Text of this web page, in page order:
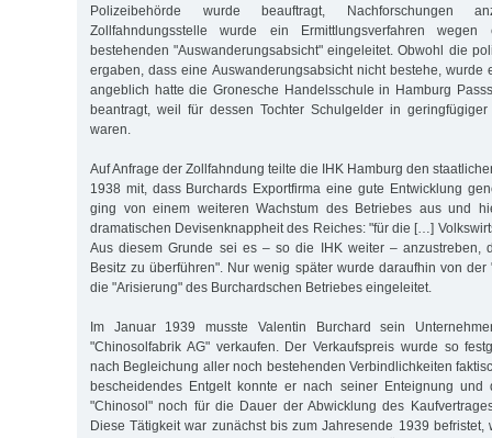
Polizeibehörde wurde beauftragt, Nachforschungen
Zollfahndungsstelle wurde ein Ermittlungsverfahren wegen
bestehenden "Auswanderungsabsicht" eingeleitet. Obwohl die
ergaben, dass eine Auswanderungsabsicht nicht bestehe, wurde
angeblich hatte die Gronesche Handelsschule in Hamburg
beantragt, weil für dessen Tochter Schulgelder in
waren.
Auf Anfrage der Zollfahndung teilte die IHK Hamburg den
1938 mit, dass Burchards Exportfirma eine gute Entwicklung
ging von einem weiteren Wachstum des Betriebes aus und
dramatischen Devisenknappheit des Reiches: "für die […]
Aus diesem Grunde sei es – so die IHK weiter – anzustreben,
Besitz zu überführen". Nur wenig später wurde daraufhin von der
die "Arisierung" des Burchardschen Betriebes eingeleitet.
Im Januar 1939 musste Valentin Burchard sein
"Chinosolfabrik AG" verkaufen. Der Verkaufspreis wurde so
nach Begleichung aller noch bestehenden Verbindlichkeiten
bescheidendes Entgelt konnte er nach seiner Enteignung und
"Chinosol" noch für die Dauer der Abwicklung des
Diese Tätigkeit war zunächst bis zum Jahresende 1939